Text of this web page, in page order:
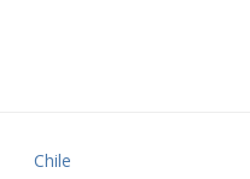
Chile